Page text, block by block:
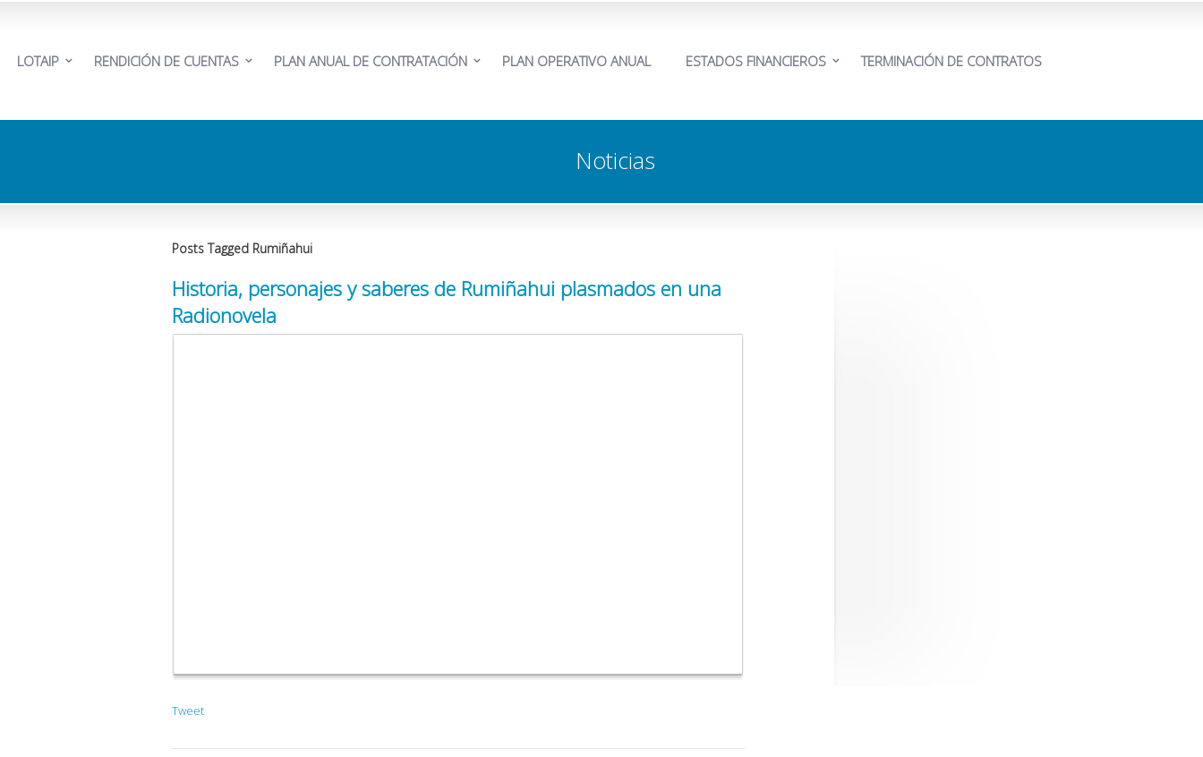
LOTAIP RENDICIÓN DE CUENTAS PLAN ANUAL DE CONTRATACIÓN PLAN OPERATIVO ANUAL ESTADOS FINANCIEROS TERMINACIÓN DE CONTRATOS
Noticias
Posts Tagged Rumiñahui
Historia, personajes y saberes de Rumiñahui plasmados en una
Radionovela
Tweet